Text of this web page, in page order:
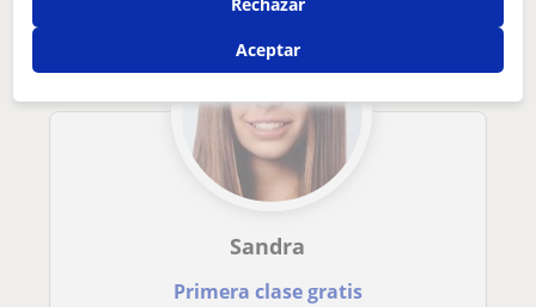
Sandra
Primera clase gratis
Aceptar